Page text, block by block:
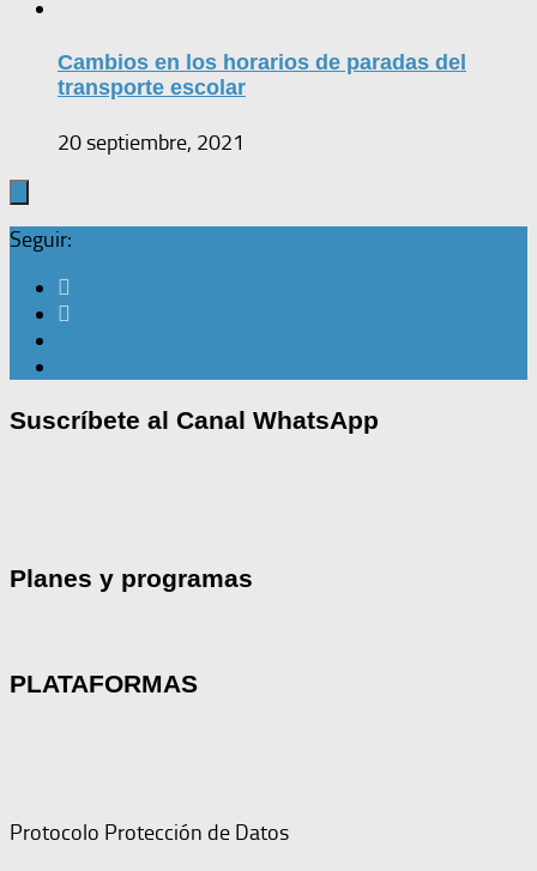
Cambios en los horarios de paradas del
transporte escolar
20 septiembre, 2021
Seguir:
Suscríbete al Canal WhatsApp
Planes y programas
PLATAFORMAS
Protocolo Protección de Datos